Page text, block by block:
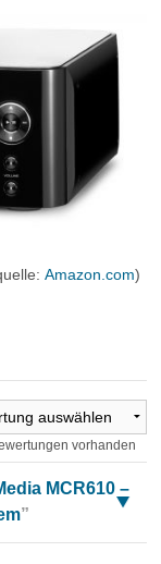
Amazon.com)
vorhanden
MCR610 –
”